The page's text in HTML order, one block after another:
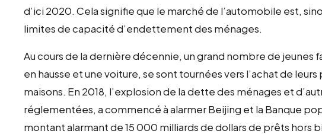
d’ici 2020. Cela signifie que le marché de l’automobile est,
limites de capacité d’endettement des ménages.
Au cours de la dernière décennie, un grand nombre de jeunes
en hausse et une voiture, se sont tournées vers l’achat de
maisons. En 2018, l’explosion de la dette des ménages et
réglementées, a commencé à alarmer Beijing et la Banque
montant alarmant de 15 000 milliards de dollars de prêts hors